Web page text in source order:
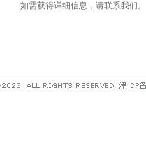
如需获得详细信息，请联系我们。